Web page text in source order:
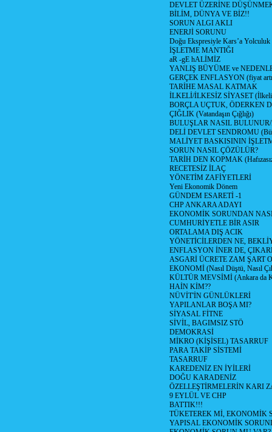
DEVLET ÜZERİNE
BİLİM, DÜNYA VE BİZ!!
SORUN ALGI AKLI
ENERJİ SORUNU
Doğu Ekspresiyle Kars’a Yolculuk
İŞLETME MANTIĞI
aR -gE hALİMİZ
YANLIŞ BÜYÜME ve
GERÇEK ENFLASYON (fiyat
TARİHE MASAL KATMAK
İLKELİ/İLKESİZ SİYASET
BORÇLA UÇTUK, ÖDERKEN
ÇIĞLIK (Vatandaşın Çığlığı)
BULUŞLAR NASIL
DELİ DEVLET SENDROMU
MALİYET BASKISININ
SORUN NASIL ÇÖZÜLÜR?
TARİH DEN KOPMAK
RECETESİZ İLAÇ
YÖNETİM ZAFİYETLERİ
Yeni Ekonomik Dönem
GÜNDEM ESARETİ -1
CHP ANKARA ADAYI
EKONOMİK SORUNDAN
CUMHURİYETLE BİR ASIR
ORTALAMA DIŞ ACIK
YÖNETİCİLERDEN NE,
ENFLASYON İNER DE,
ASGARİ ÜCRETE ZAM ŞART
EKONOMİ (Nasıl Düştü, Nasıl
KÜLTÜR MEVSİMİ (Ankara da
HAİN KİM??
NÜVİT'İN GÜNLÜKLERİ
YAPILANLAR BOŞA MI?
SİYASAL FİTNE
SİVİL, BAGIMSIZ STÖ
DEMOKRASİ
MİKRO (KİŞİSEL) TASARRUF
PARA TAKİP SİSTEMİ
TASARRUF
KAREDENİZ EN İYİLERİ
DOĞU KARADENİZ
ÖZELLEŞTİRMELERİN KARI
9 EYLÜL VE CHP
BATTIK!!!
TÜKETEREK Mİ, EKONOMİK
YAPISAL EKONOMİK